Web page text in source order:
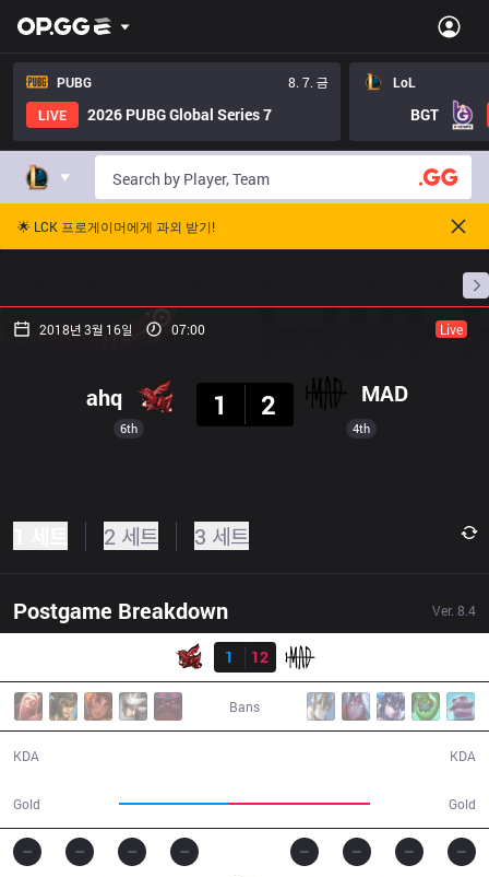
PUBG
8. 7. 금
LIVE
2026 PUBG Global Series 7
LoL
BGT
🌟 LCK 프로게이머에게 과외 받기!
프로빌
2018년 3월 16일 07:00 Live
6th
ahq
1
2 MAD
4th
2 세트 3 세트
Postgame Breakdown Ver. 8.4
1
12
Bans
KDA
Gold Gold
KDA